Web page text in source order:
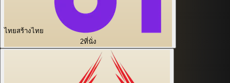
ไทยสร้างไทย
2ที่นั่ง